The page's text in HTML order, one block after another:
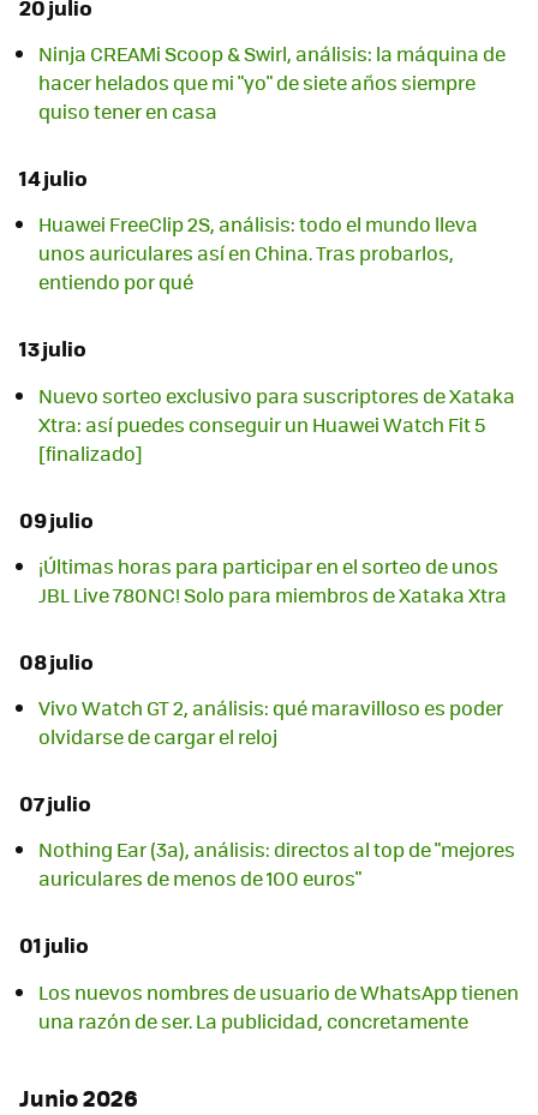
20 julio
Ninja CREAMi Scoop & Swirl, análisis: la máquina de
hacer helados que mi "yo" de siete años siempre
quiso tener en casa
14 julio
Huawei FreeClip 2S, análisis: todo el mundo lleva
unos auriculares así en China. Tras probarlos,
entiendo por qué
13 julio
Nuevo sorteo exclusivo para suscriptores de Xataka
Xtra: así puedes conseguir un Huawei Watch Fit 5
[finalizado]
09 julio
¡Últimas horas para participar en el sorteo de unos
JBL Live 780NC! Solo para miembros de Xataka Xtra
08 julio
Vivo Watch GT 2, análisis: qué maravilloso es poder
olvidarse de cargar el reloj
07 julio
Nothing Ear (3a), análisis: directos al top de "mejores
auriculares de menos de 100 euros"
01 julio
Los nuevos nombres de usuario de WhatsApp tienen
una razón de ser. La publicidad, concretamente
Junio 2026